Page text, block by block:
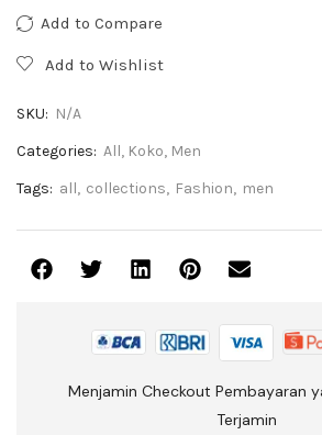
Add to Compare
Add to Wishlist
SKU: N/A
Categories: All, Koko, Men
Tags: all, collections, Fashion, men
Menjamin Checkout Pembayaran
Terjamin